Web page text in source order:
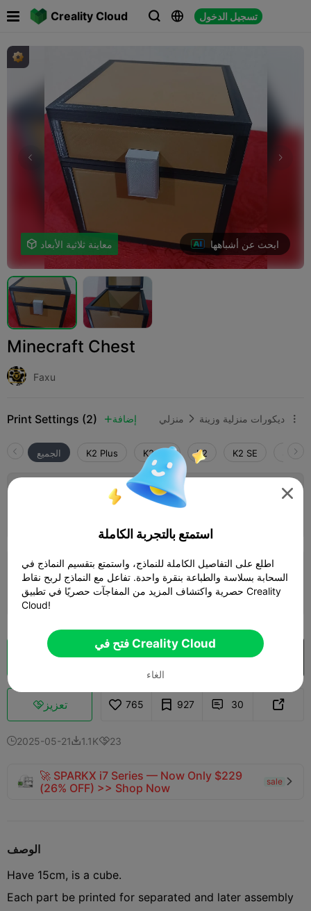
Creality Cloud   تسجيل الدخول
 معاينة ثلاثية الأبعاد ابحث عن أشباهها
Minecraft Chest
Faxu
Print Settings (2)  إضافة منزلي  ديكورات منزلية وزينة 
الجميع K2 Plus K2 Pro K2 K2 SE
Only the models
15h 55m
5.0
0.2mm layer, 2 walls, 15% infill
 11h 21m  6 plates  312.06g

تقطيع سحابي فتح في Creality Cloud
تعزيز 765 927  30 
2025-05-211.1K23
🚀 SPARKX i7 Series — Now Only $229
(26% OFF) >> Shop Now
sale 
الوصف
Have 15cm, is a cube.
Each part be printed for separated and later assembly

استمتع بالتجربة الكاملة
اطلع على التفاصيل الكاملة للنماذج، واستمتع بتقسيم النماذج في
السحابة بسلاسة والطباعة بنقرة واحدة. تفاعل مع النماذج لربح نقاط
حصرية واكتشاف المزيد من المفاجآت حصريًا في تطبيق Creality
Cloud!
فتح في Creality Cloud
الغاء